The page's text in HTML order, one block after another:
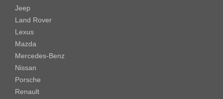
Jeep
Land Rover
Lexus
Mazda
Mercedes-Benz
Nissan
Porsche
Renault